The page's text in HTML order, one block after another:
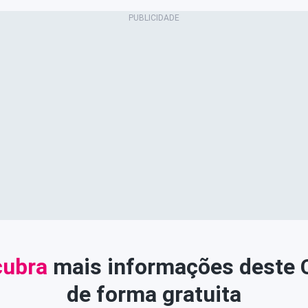
mais informações deste
de forma gratuita